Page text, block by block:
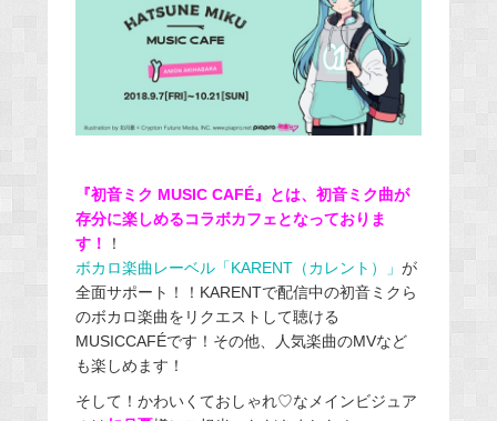
『初音ミク MUSIC CAFÉ』とは、初音ミク曲が
存分に楽しめるコラボカフェとなっておりま
す！
！
ボカロ楽曲レーベル「KARENT（カレント）」 が
全面サポート！！KARENTで配信中の初音ミクら
のボカロ楽曲をリクエストして聴ける
MUSICCAFÉです！その他、人気楽曲のMVなど
も楽しめます！
そして！かわいくておしゃれ♡なメインビジュア